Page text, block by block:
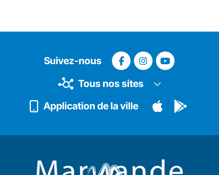
Suivez-nous
Tous nos sites
Application de la ville